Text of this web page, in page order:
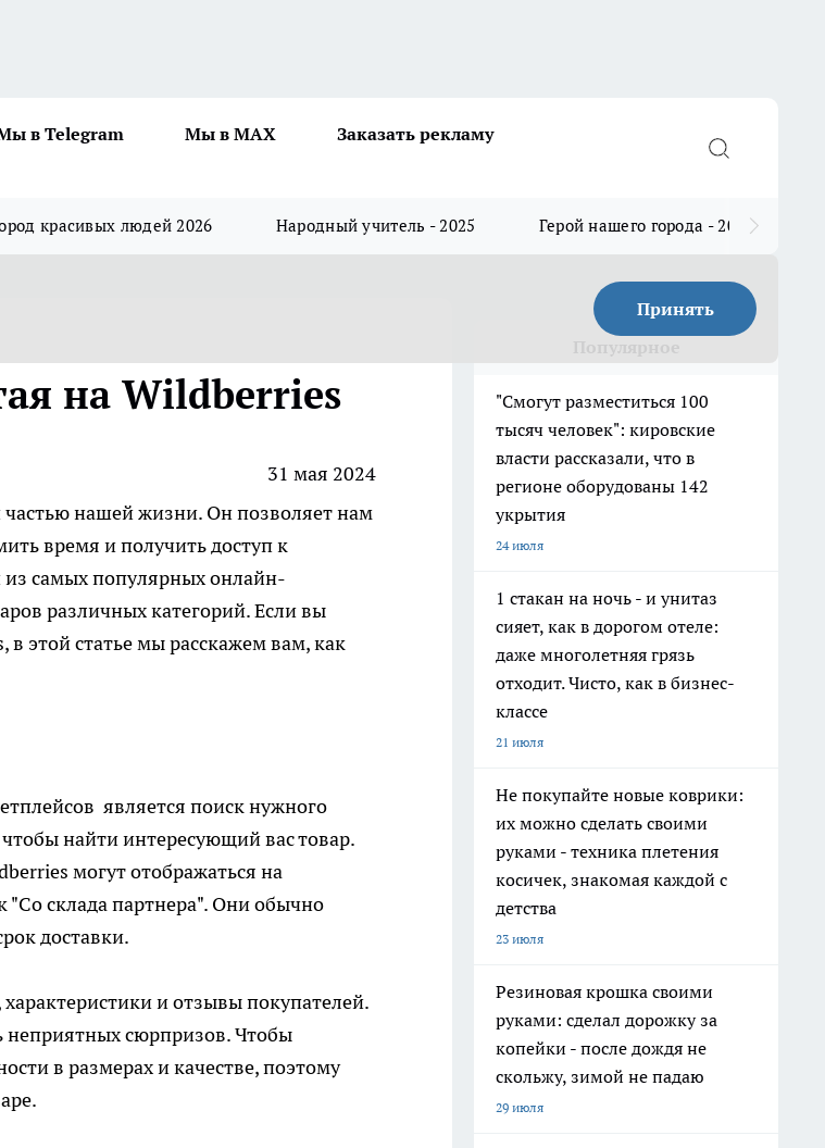
в Telegram Мы в MAX
Заказать рекламу
красивых людей 2026 Народный учитель - 2025 Герой нашего города - 2025
Принять
на Wildberries
31 мая 2024
нашей жизни. Он позволяет нам
время и получить доступ к
самых популярных онлайн-
различных категорий. Если вы
в этой статье мы расскажем вам, как
является поиск нужного
найти интересующий вас товар.
могут отображаться на
склада партнера". Они обычно
доставки.
и отзывы покупателей.
неприятных сюрпризов. Чтобы
в размерах и качестве, поэтому
"Смогут разместиться 100
тысяч человек": кировские
власти рассказали, что в
регионе оборудованы 142
укрытия
24 июля
1 стакан на ночь - и унитаз
сияет, как в дорогом отеле:
даже многолетняя грязь
отходит. Чисто, как в бизнес-
классе
21 июля
Не покупайте новые коврики:
их можно сделать своими
руками - техника плетения
косичек, знакомая каждой с
детства
23 июля
Резиновая крошка своими
руками: сделал дорожку за
копейки - после дождя не
скольжу, зимой не падаю
29 июля